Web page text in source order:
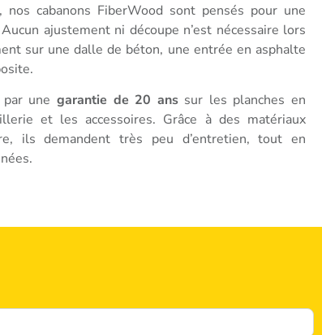
nos cabanons FiberWood sont pensés pour une
Aucun ajustement ni découpe n’est nécessaire lors
sur une dalle de béton, une entrée en asphalte
une garantie de 20 anssur les planches en
et les accessoires. Grâce à des matériaux
ils demandent très peu d’entretien, tout en